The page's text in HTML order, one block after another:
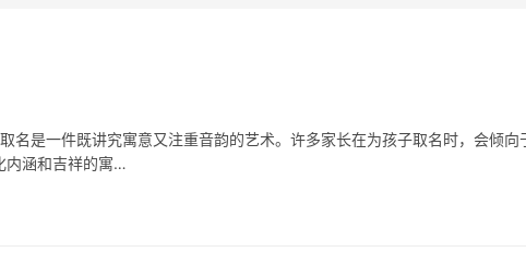
一件既讲究寓意又注重音韵的艺术。许多家长在为孩子取名时，会倾向
内涵和吉祥的寓…